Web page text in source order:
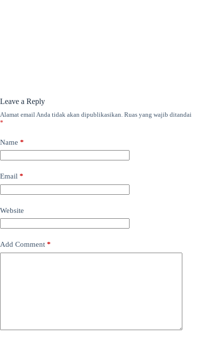
Leave a Reply
Alamat email Anda tidak akan dipublikasikan. Ruas yang wajib ditandai
*
Name *
Email *
Website
Add Comment *